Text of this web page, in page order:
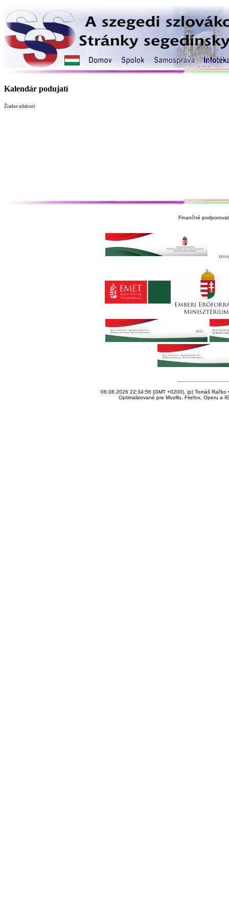
Kalendár podujatí
Žiadne udalosti
Finančné
06.08.2026 22:34:56 (GMT +0200), (p) Tomáš Račko
Optimalizované pre Mozillu, Firefox, Operu a